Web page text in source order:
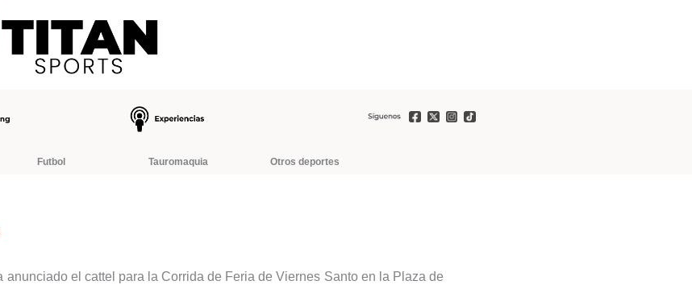
Futbol Tauromaquia Otros deportes
anunciado el cattel para la Corrida de Feria de Viernes Santo en la Plaza de